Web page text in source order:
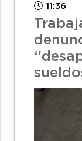
11:36